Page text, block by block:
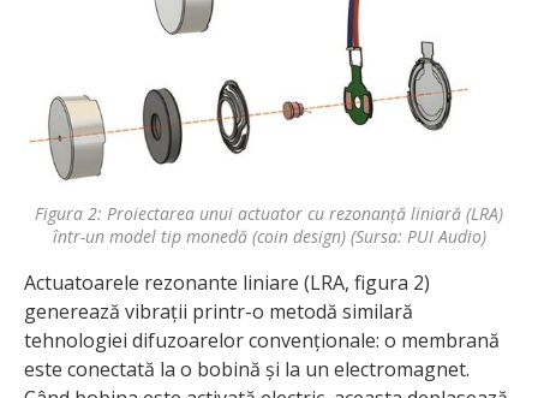
Figura 2: Proiectarea unui actuator cu rezonanță liniară (LRA)
într-un model tip monedă (coin design) (Sursa: PUI Audio)
Actuatoarele rezonante liniare (LRA, figura 2)
generează vibrații printr-o metodă similară
tehnologiei difuzoarelor convenționale: o membrană
este conectată la o bobină și la un electromagnet.